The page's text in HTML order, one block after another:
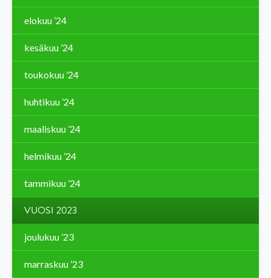
elokuu ’24
kesäkuu ’24
toukokuu ’24
huhtikuu ’24
maaliskuu ’24
helmikuu ’24
tammikuu ’24
VUOSI 2023
joulukuu ’23
marraskuu ’23